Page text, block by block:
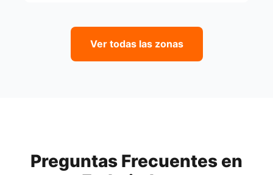
Ver todas las zonas
Preguntas Frecuentes en